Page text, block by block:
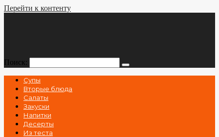
Перейти к контенту
Поиск:
Супы
Вторые блюда
Салаты
Закуски
Напитки
Десерты
Из теста